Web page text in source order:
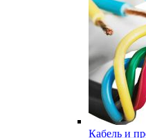
Кабель и